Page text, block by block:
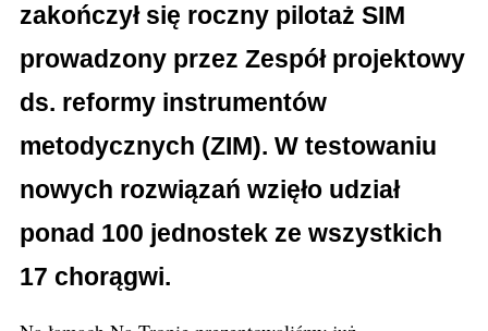
zakończył się roczny pilotaż SIM
prowadzony przez Zespół projektowy
ds. reformy instrumentów
metodycznych (ZIM). W testowaniu
nowych rozwiązań wzięło udział
ponad 100 jednostek ze wszystkich
17 chorągwi.